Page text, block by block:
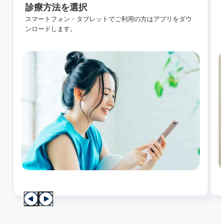
診療方法を選択
スマートフォン・タブレットでご利用の方はアプリをダウ
ンロードします。